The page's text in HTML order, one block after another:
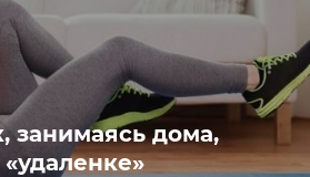
занимаясь дома,